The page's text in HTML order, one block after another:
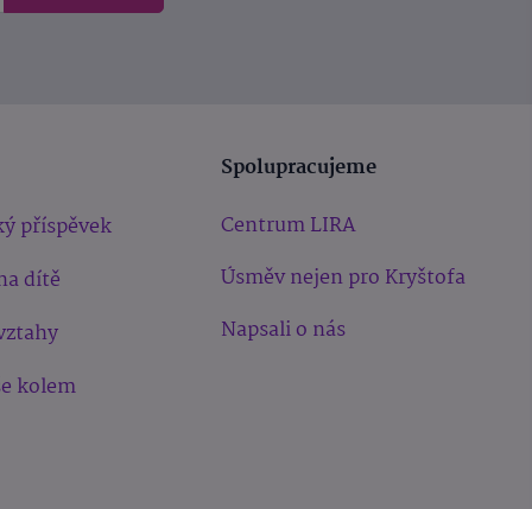
příspěvek
dítě
kolem
Spolupracujeme
Centrum LIRA
Úsměv nejen pro Kryštofa
Napsali o nás